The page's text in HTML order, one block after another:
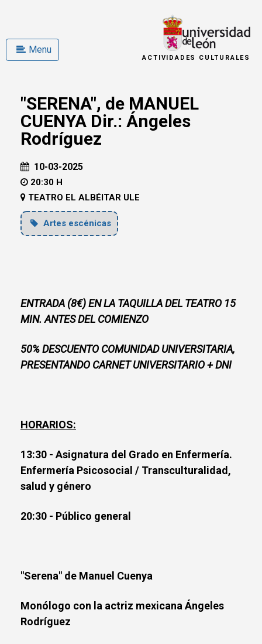
Menu
ACTIVIDADES CULTURALES
"SERENA", de MANUEL
CUENYA Dir.: Ángeles
Rodríguez
10-03-2025
20:30 H
TEATRO EL ALBÉITAR ULE
Artes escénicas
ENTRADA (8€) EN LA TAQUILLA DEL TEATRO 15
MIN. ANTES DEL COMIENZO
50% DESCUENTO COMUNIDAD UNIVERSITARIA,
PRESENTANDO CARNET UNIVERSITARIO + DNI
HORARIOS:
13:30 - Asignatura del Grado en Enfermería.
Enfermería Psicosocial / Transculturalidad,
salud y género
20:30 - Público general
"Serena" de Manuel Cuenya
Monólogo con la actriz mexicana Ángeles
Rodríguez